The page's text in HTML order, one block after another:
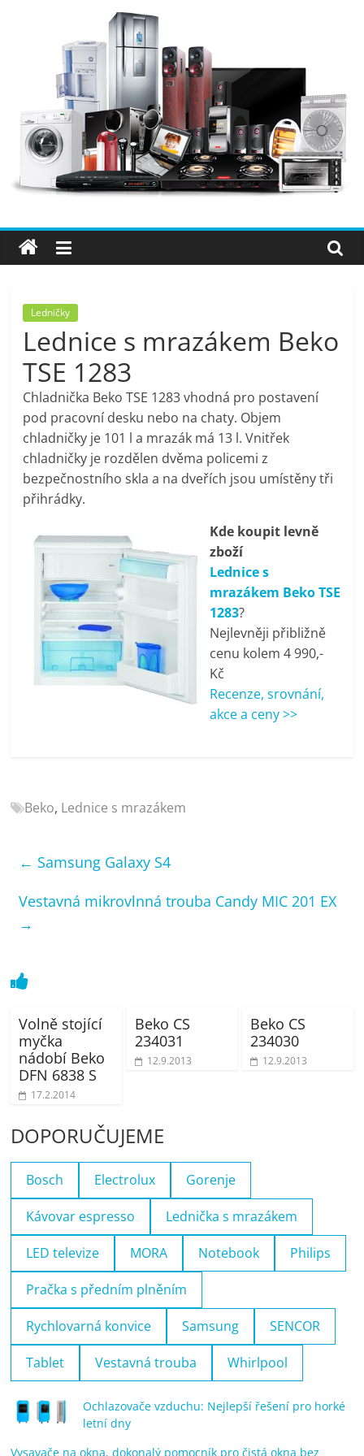
Elektro
OK
–
nejlepší
elektronika
porovnání,
pračky,
televize,
notebooky,
mobilní
telefony,
kávovary,
bazény
pračky,
notebooky,
telefony,
bazény
Ledničky
Lednice s mrazákem Beko
TSE 1283
Chladnička Beko TSE 1283 vhodná pro postavení
pod pracovní desku nebo na chaty. Objem
chladničky je 101 l a mrazák má 13 l. Vnitřek
chladničky je rozdělen dvěma policemi z
bezpečnostního skla a na dveřích jsou umístěny tři
přihrádky.
Kde koupit levně
zboží
Lednice s
mrazákem Beko TSE
1283?
Nejlevněji přibližně
cenu kolem 4 990,-
Kč
Recenze, srovnání,
akce a ceny >>
Beko, Lednice s mrazákem
← Samsung Galaxy S4
Vestavná mikrovlnná trouba Candy MIC 201 EX
→
Volně stojící
myčka
nádobí Beko
DFN 6838 S
17.2.2014
Beko CS
234031
12.9.2013
Beko CS
234030
12.9.2013
DOPORUČUJEME
Bosch Electrolux Gorenje
Kávovar espresso Lednička s mrazákem
LED televize MORA Notebook Philips
Pračka s předním plněním
Rychlovarná konvice Samsung SENCOR
Tablet Vestavná trouba Whirlpool
Ochlazovače vzduchu: Nejlepší řešení pro horké
letní dny
Vysavače na okna, dokonalý pomocník pro čistá okna bez